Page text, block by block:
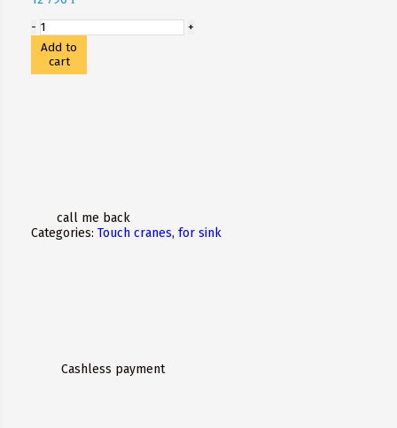
Add to
cart
call me back
Categories: Touch cranes, for sink
Cashless payment